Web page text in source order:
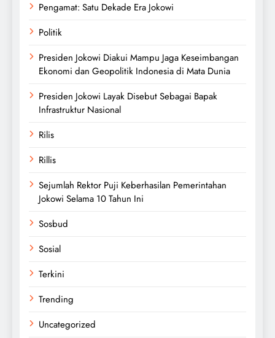
Pengamat: Satu Dekade Era Jokowi
Politik
Presiden Jokowi Diakui Mampu Jaga Keseimbangan
Ekonomi dan Geopolitik Indonesia di Mata Dunia
Presiden Jokowi Layak Disebut Sebagai Bapak
Infrastruktur Nasional
Rilis
Rillis
Sejumlah Rektor Puji Keberhasilan Pemerintahan
Jokowi Selama 10 Tahun Ini
Sosbud
Sosial
Terkini
Trending
Uncategorized